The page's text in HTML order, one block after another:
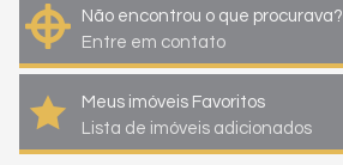
Não encontrou o que procurava?
Entre em contato
Meus imóveis Favoritos
Lista de imóveis adicionados